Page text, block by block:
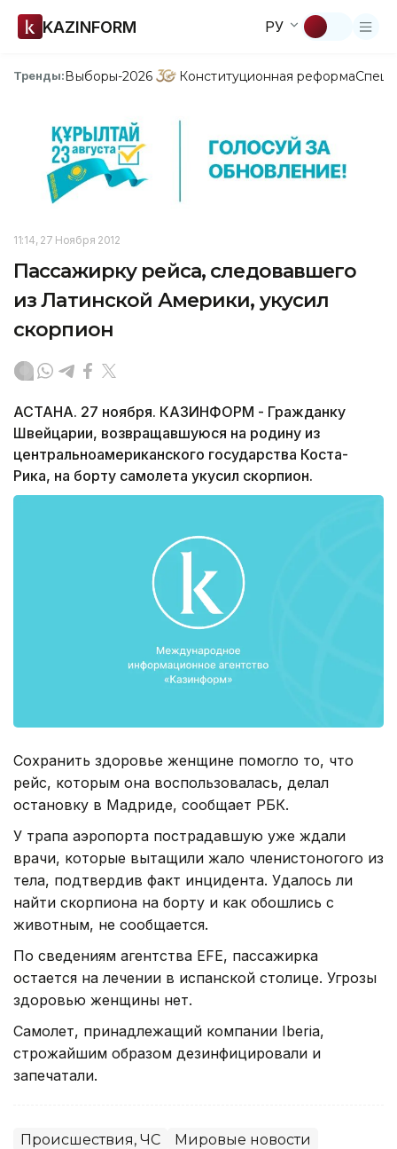
KAZINFORM РУ
Тренды:Выборы-2026 Конституционная реформа
11:14, 27 Ноября 2012
Пассажирку рейса, следовавшего
из Латинской Америки, укусил
скорпион
АСТАНА. 27 ноября. КАЗИНФОРМ - Гражданку
Швейцарии, возвращавшуюся на родину из
центральноамериканского государства Коста-
Рика, на борту самолета укусил скорпион.
Сохранить здоровье женщине помогло то, что
рейс, которым она воспользовалась, делал
остановку в Мадриде, сообщает РБК.
У трапа аэропорта пострадавшую уже ждали
врачи, которые вытащили жало членистоногого из
тела, подтвердив факт инцидента. Удалось ли
найти скорпиона на борту и как обошлись с
животным, не сообщается.
По сведениям агентства EFE, пассажирка
остается на лечении в испанской столице. Угрозы
здоровью женщины нет.
Самолет, принадлежащий компании Iberia,
строжайшим образом дезинфицировали и
запечатали.
Происшествия, ЧС Мировые новости